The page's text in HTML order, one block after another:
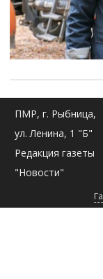
ПМР, г. Рыбница,
ул. Ленина, 1 "Б"
Редакция газеты
"Новости"